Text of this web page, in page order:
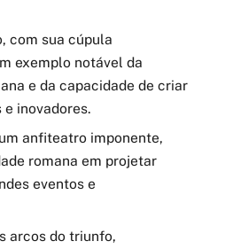
com sua cúpula
exemplo notável da
e da capacidade de criar
inovadores.
anfiteatro imponente,
romana em projetar
eventos e
arcos do triunfo,